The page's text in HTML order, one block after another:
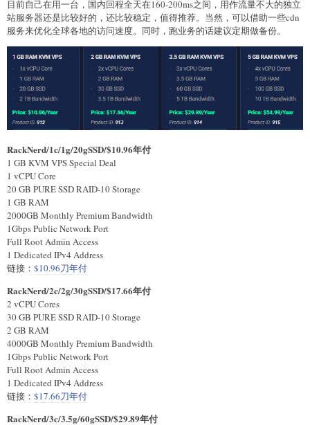
目前自己在用一台，国内回程全天在160-200ms之间，用作流量不大的独立
站服务器还是比较好的，还比较稳定，值得推荐。当然，可以借助一些cdn
服务来优化全球各地的访问速度。同时，跑业务的话建议定期做备份。
RackNerd/1c/1g/20gSSD/$10.96年付
1 GB KVM VPS Special Deal
1 vCPU Core
20 GB PURE SSD RAID-10 Storage
1 GB RAM
2000GB Monthly Premium Bandwidth
1Gbps Public Network Port
Full Root Admin Access
1 Dedicated IPv4 Address
链接： $10.96刀年付
RackNerd/2c/2g/30gSSD/$17.66年付
2 vCPU Cores
30 GB PURE SSD RAID-10 Storage
2 GB RAM
4000GB Monthly Premium Bandwidth
1Gbps Public Network Port
Full Root Admin Access
1 Dedicated IPv4 Address
链接： $17.66刀年付
RackNerd/3c/3.5g/60gSSD/$29.89年付